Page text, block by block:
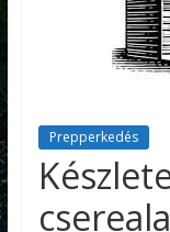
Prepperkedés